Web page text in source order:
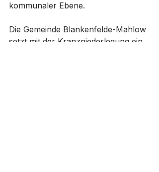
kommunaler Ebene.
Die Gemeinde Blankenfelde-Mahlow
setzt mit der Kranzniederlegung ein